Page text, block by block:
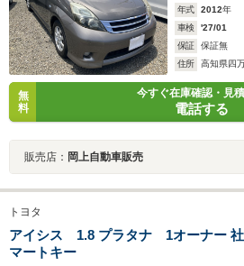
年式
2012年
車検
'27/01
保証
保証無
住所
高知県四
無
料
今すぐ在庫確認・見
電話する
販売店： 岡上自動車販売
トヨタ
アイシス 1.8 プラタナ 1オーナー 社
マートキー